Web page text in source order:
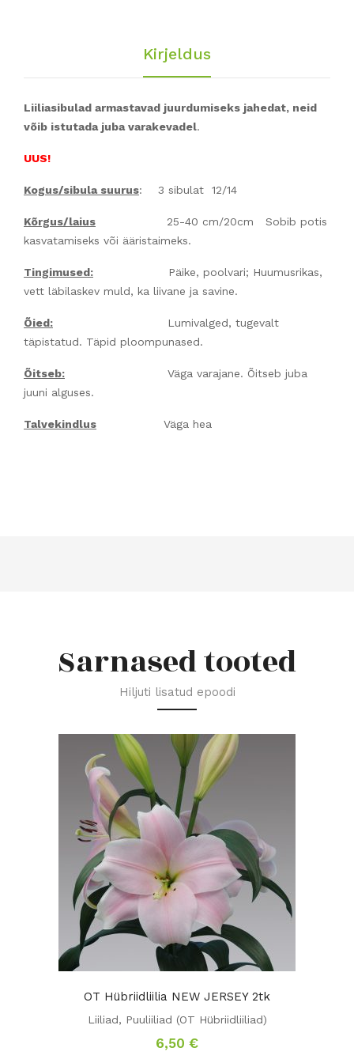
Kirjeldus
Liiliasibulad armastavad juurdumiseks jahedat, neid
võib istutada juba varakevadel.
UUS!
Kogus/sibula suurus: 3 sibulat 12/14
Kõrgus/laius 25-40 cm/20cm Sobib potis
kasvatamiseks või ääristaimeks.
Tingimused: Päike, poolvari; Huumusrikas,
vett läbilaskev muld, ka liivane ja savine.
Õied: Lumivalged, tugevalt
täpistatud. Täpid ploompunased.
Õitseb: Väga varajane. Õitseb juba
juuni alguses.
Talvekindlus Väga hea
Sarnased tooted
Hiljuti lisatud epoodi
OT Hübriidliilia NEW JERSEY 2tk
Liiliad, Puuliiliad (OT Hübriidliiliad)
6,50 €